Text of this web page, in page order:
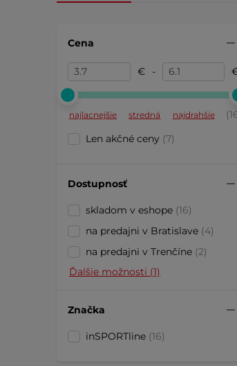
Cena
€ -
najlacnejšie stredná najdrahšie
Len akčné ceny (7)
Dostupnosť
skladom v eshope (16)
na predajni v Bratislave (4)
na predajni v Trenčíne (2)
Ďalšie možnosti (1)
Značka
inSPORTline (16)